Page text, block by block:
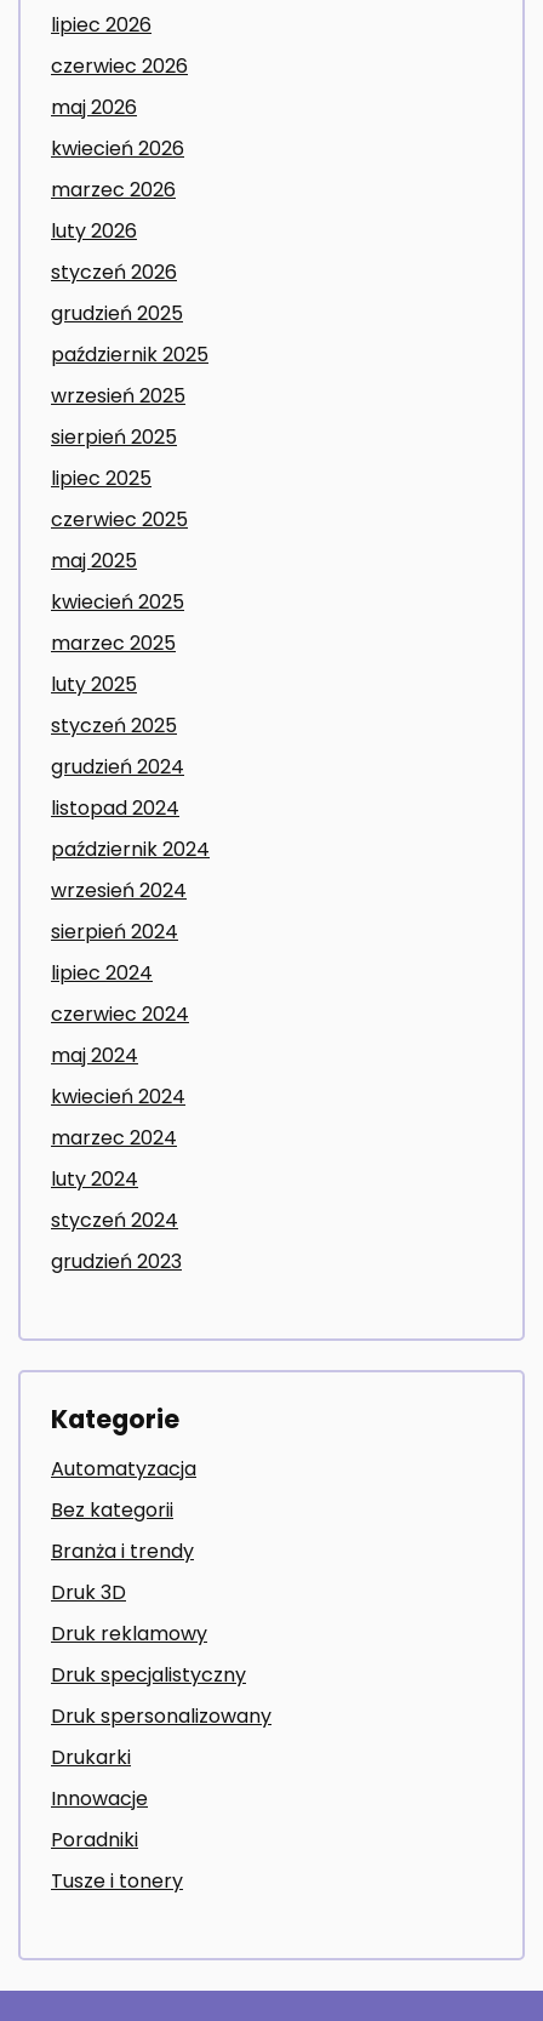
lipiec 2026
czerwiec 2026
maj 2026
kwiecień 2026
marzec 2026
luty 2026
styczeń 2026
grudzień 2025
październik 2025
wrzesień 2025
sierpień 2025
lipiec 2025
czerwiec 2025
maj 2025
kwiecień 2025
marzec 2025
luty 2025
styczeń 2025
grudzień 2024
listopad 2024
październik 2024
wrzesień 2024
sierpień 2024
lipiec 2024
czerwiec 2024
maj 2024
kwiecień 2024
marzec 2024
luty 2024
styczeń 2024
grudzień 2023
Kategorie
Automatyzacja
Bez kategorii
Branża i trendy
Druk 3D
Druk reklamowy
Druk specjalistyczny
Druk spersonalizowany
Drukarki
Innowacje
Poradniki
Tusze i tonery